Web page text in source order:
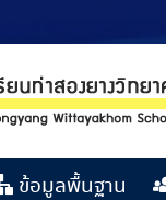
ข้อมูลพื้นฐาน